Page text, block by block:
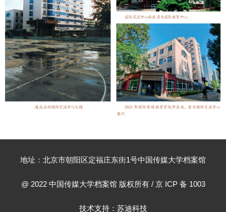
地址：北京市朝阳区定福庄东街1号中国传媒大学档案馆
@ 2022 中国传媒大学档案馆 版权所有 / 京 ICP 备 1003
技术支持：苏迪科技